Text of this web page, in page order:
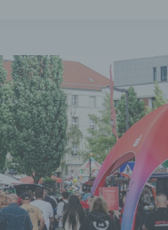
UND
VERFALLEN